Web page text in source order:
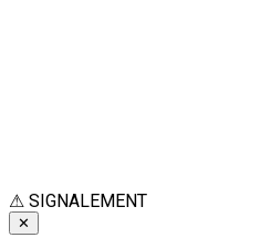
⚠ SIGNALEMENT
✕